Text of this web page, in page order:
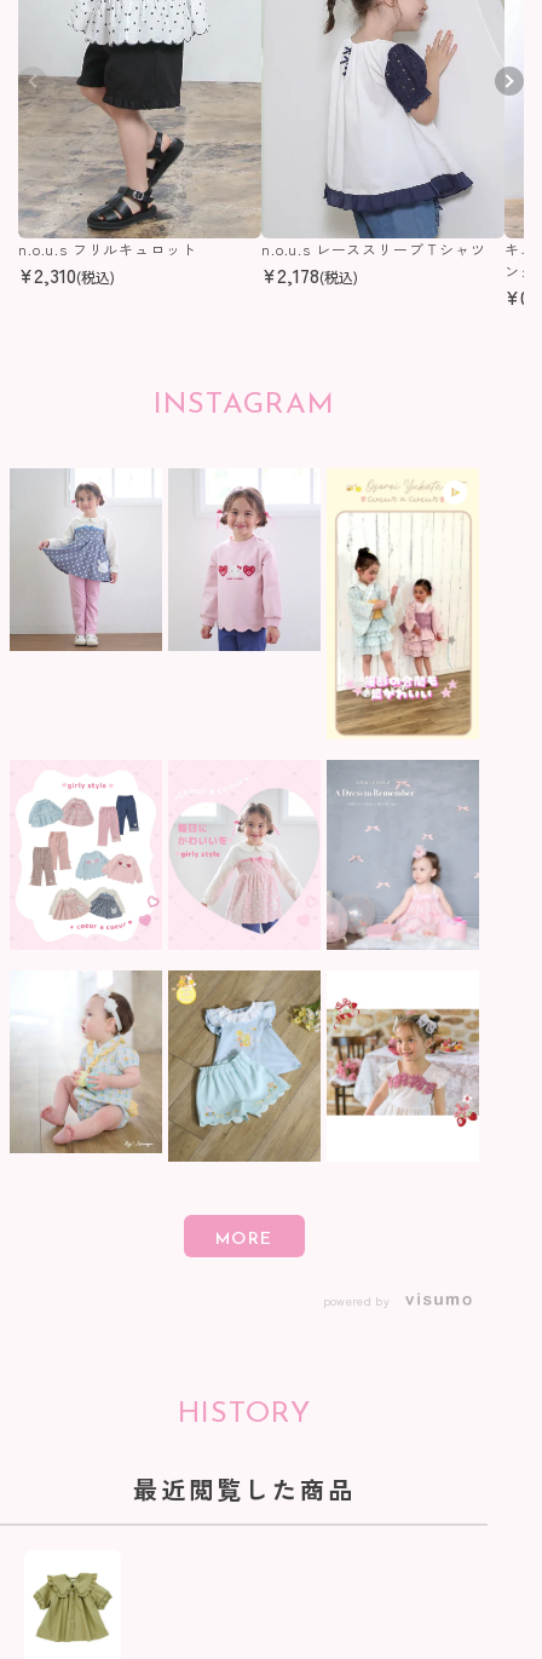
n.o.u.s フリルキュロット
¥2,310(税込)
n.o.u.s レーススリーブＴシャツ
¥2,178(税込)
キム
ング
¥0
INSTAGRAM
powered by
HISTORY
最近閲覧した商品